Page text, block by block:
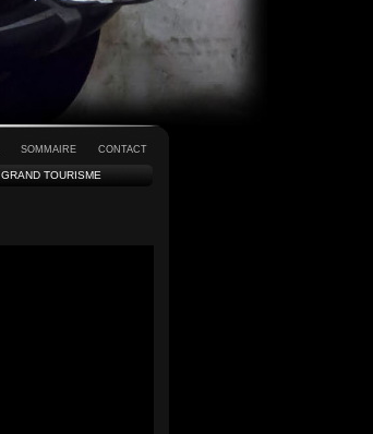
SOMMAIRE CONTACT
GRAND TOURISME